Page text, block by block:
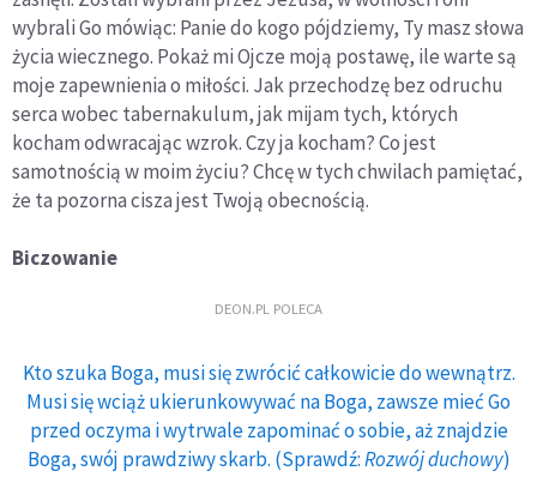
wybrali Go mówiąc: Panie do kogo pójdziemy, Ty masz słowa
życia wiecznego. Pokaż mi Ojcze moją postawę, ile warte są
moje zapewnienia o miłości. Jak przechodzę bez odruchu
serca wobec tabernakulum, jak mijam tych, których
kocham odwracając wzrok. Czy ja kocham? Co jest
samotnością w moim życiu? Chcę w tych chwilach pamiętać,
że ta pozorna cisza jest Twoją obecnością.
Biczowanie
DEON.PL POLECA
Kto szuka Boga, musi się zwrócić całkowicie do wewnątrz.
Musi się wciąż ukierunkowywać na Boga, zawsze mieć Go
przed oczyma i wytrwale zapominać o sobie, aż znajdzie
Boga, swój prawdziwy skarb. (Sprawdź:Rozwój duchowy)